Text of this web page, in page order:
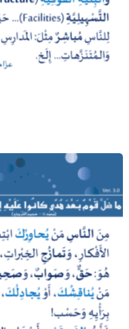
مشروعات البنية
ما ضل قوم بعد هدى